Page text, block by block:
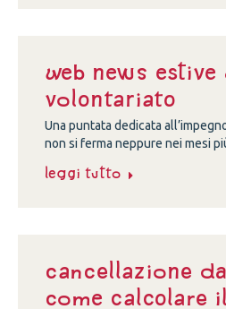
Web news estive
volontariato
Una puntata dedicata
non si ferma neppure nei mesi
Leggi tutto
Cancellazione
come calcolare